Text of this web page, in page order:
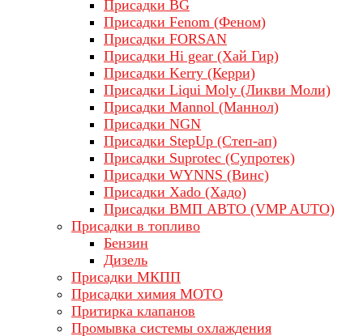
Присадки BG
Присадки Fenom (Феном)
Присадки FORSAN
Присадки Hi gear (Хай Гир)
Присадки Kerry (Керри)
Присадки Liqui Moly (Ликви Моли)
Присадки Mannol (Маннол)
Присадки NGN
Присадки StepUp (Степ-ап)
Присадки Suprotec (Супротек)
Присадки WYNNS (Винс)
Присадки Xado (Хадо)
Присадки ВМП АВТО (VMP AUTO)
Присадки в топливо
Бензин
Дизель
Присадки МКПП
Присадки химия МОТО
Притирка клапанов
Промывка системы охлаждения